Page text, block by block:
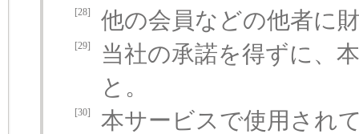
[28] 他の会員などの他者に
[29]
当社の承諾を得ずに、
と。
[30]
本サービスで使用され